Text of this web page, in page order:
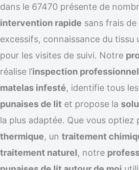
dans le 67470 présente de
intervention rapide sans frais
excessifs, connaissance du tissu
pour les visites de suivi. Notre
réalise l’inspection
matelas infesté, identifie tous
punaises de lit et propose la
la plus adaptée. Que vous optiez
thermique, un traitement
traitement naturel, notre